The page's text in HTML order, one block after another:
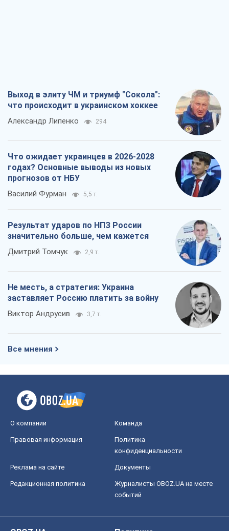
Выход в элиту ЧМ и триумф "Сокола":
что происходит в украинском хоккее
Александр Липенко 294
Что ожидает украинцев в 2026-2028
годах? Основные выводы из новых
прогнозов от НБУ
Василий Фурман 5,5 т.
Результат ударов по НПЗ России
значительно больше, чем кажется
Дмитрий Томчук 2,9 т.
Не месть, а стратегия: Украина
заставляет Россию платить за войну
Виктор Андрусив 3,7 т.
Все мнения
О компании Команда
Правовая информация
Политика
конфиденциальности
Реклама на сайте Документы
Редакционная политика
Журналисты OBOZ.UA на месте
событий